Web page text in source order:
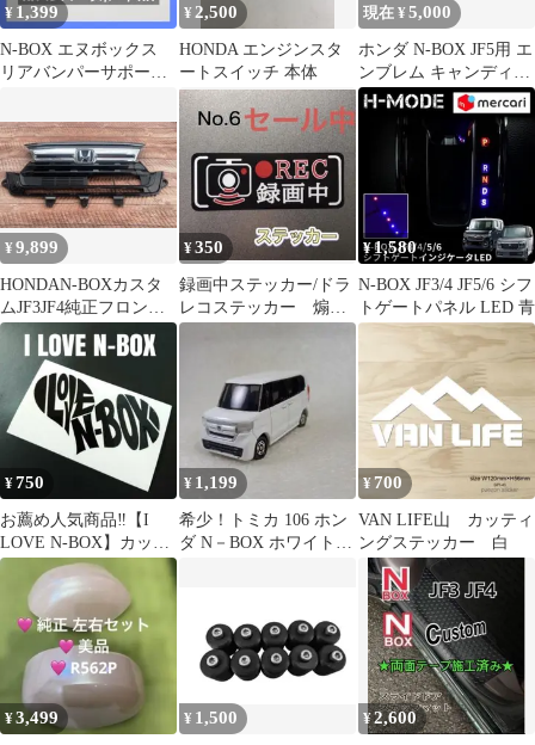
¥ 1,399
N-BOX エヌボックス
リアバンパーサポート
¥ 2,500
HONDA エンジンスタ
ートスイッチ 本体
現在 ¥5,000
ホンダ N-BOX JF5用 エ
ンブレム キャンディレ
ッド塗装
¥9,899
HONDAN-BOXカスタ
ムJF3JF4純正フロント
グリルメッキ ホンダ
NBOX
¥350
録画中ステッカー/ドラ
レコステッカー 煽り
運転防止
¥1,580
N-BOX JF3/4 JF5/6 シフ
トゲートパネル LED 青
¥750
お薦め人気商品‼️【I
LOVE N-BOX】カッテ
ィングステッカー
¥ 1,199
希少！トミカ 106 ホン
ダ N－BOX ホワイト
¥700
VAN LIFE山 カッティ
ングステッカー 白
¥3,499 ¥ 1,500 ¥2,600